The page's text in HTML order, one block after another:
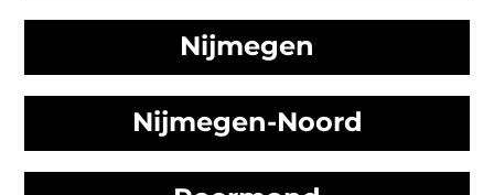
Nijmegen
Nijmegen-Noord